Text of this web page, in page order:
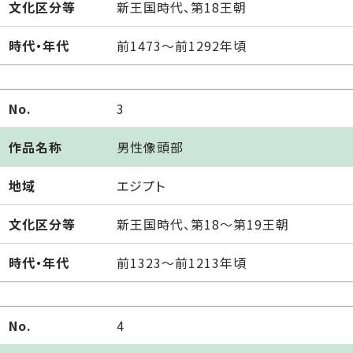
文化区分等 新王国時代、第18王朝
時代・年代 前1473～前1292年頃
No. 3
作品名称 男性像頭部
地域 エジプト
文化区分等 新王国時代、第18～第19王朝
時代・年代 前1323～前1213年頃
No. 4